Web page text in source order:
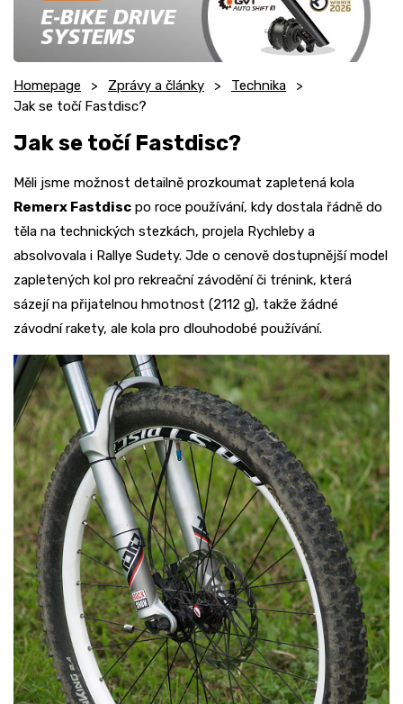
Homepage Zprávy a články
Technika
Jak se točí Fastdisc?
Jak se točí Fastdisc?
Měli jsme možnost detailně prozkoumat zapletená kola
Remerx Fastdisc po roce používání, kdy dostala řádně do
těla na technických stezkách, projela Rychleby a
absolvovala i Rallye Sudety. Jde o cenově dostupnější model
zapletených kol pro rekreační závodění či trénink, která
sázejí na přijatelnou hmotnost (2112 g), takže žádné
závodní rakety, ale kola pro dlouhodobé používání.